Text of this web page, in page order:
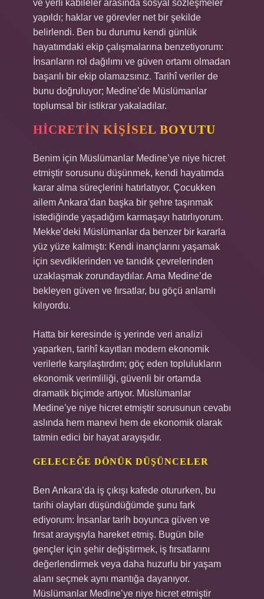
ve yerli kabileler arasında sosyal sözleşmeler
yapıldı; haklar ve görevler net bir şekilde
belirlendi. Ben bu durumu kendi günlük
hayatımdaki ekip çalışmalarına benzetiyorum:
İnsanların rol dağılımı ve güven ortamı olmadan
başarılı bir ekip olamazsınız. Tarihî veriler de
bunu doğruluyor; Medine’de Müslümanlar
toplumsal bir istikrar yakaladılar.
HICRETIN KIŞISEL BOYUTU
Benim için Müslümanlar Medine’ye niye hicret
etmiştir sorusunu düşünmek, kendi hayatımda
karar alma süreçlerini hatırlatıyor. Çocukken
ailem Ankara’dan başka bir şehre taşınmak
istediğinde yaşadığım karmaşayı hatırlıyorum.
Mekke’deki Müslümanlar da benzer bir kararla
yüz yüze kalmıştı: Kendi inançlarını yaşamak
için sevdiklerinden ve tanıdık çevrelerinden
uzaklaşmak zorundaydılar. Ama Medine’de
bekleyen güven ve fırsatlar, bu göçü anlamlı
kılıyordu.
Hatta bir keresinde iş yerinde veri analizi
yaparken, tarihî kayıtları modern ekonomik
verilerle karşılaştırdım; göç eden toplulukların
ekonomik verimliliği, güvenli bir ortamda
dramatik biçimde artıyor. Müslümanlar
Medine’ye niye hicret etmiştir sorusunun cevabı
aslında hem manevi hem de ekonomik olarak
tatmin edici bir hayat arayışıdır.
GELECEĞE DÖNÜK DÜŞÜNCELER
Ben Ankara’da iş çıkışı kafede otururken, bu
tarihi olayları düşündüğümde şunu fark
ediyorum: İnsanlar tarih boyunca güven ve
fırsat arayışıyla hareket etmiş. Bugün bile
gençler için şehir değiştirmek, iş fırsatlarını
değerlendirmek veya daha huzurlu bir yaşam
alanı seçmek aynı mantığa dayanıyor.
Müslümanlar Medine’ye niye hicret etmiştir